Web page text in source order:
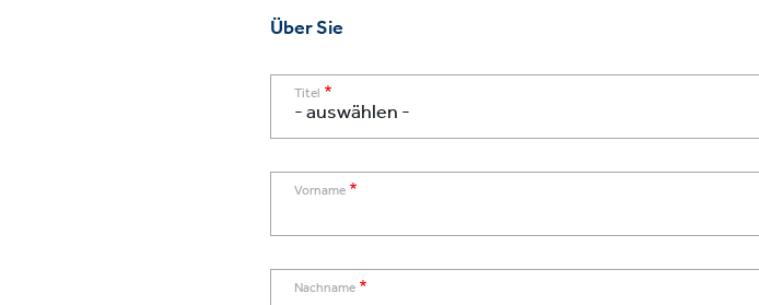
Über Sie
Titel
Vorname
Nachname